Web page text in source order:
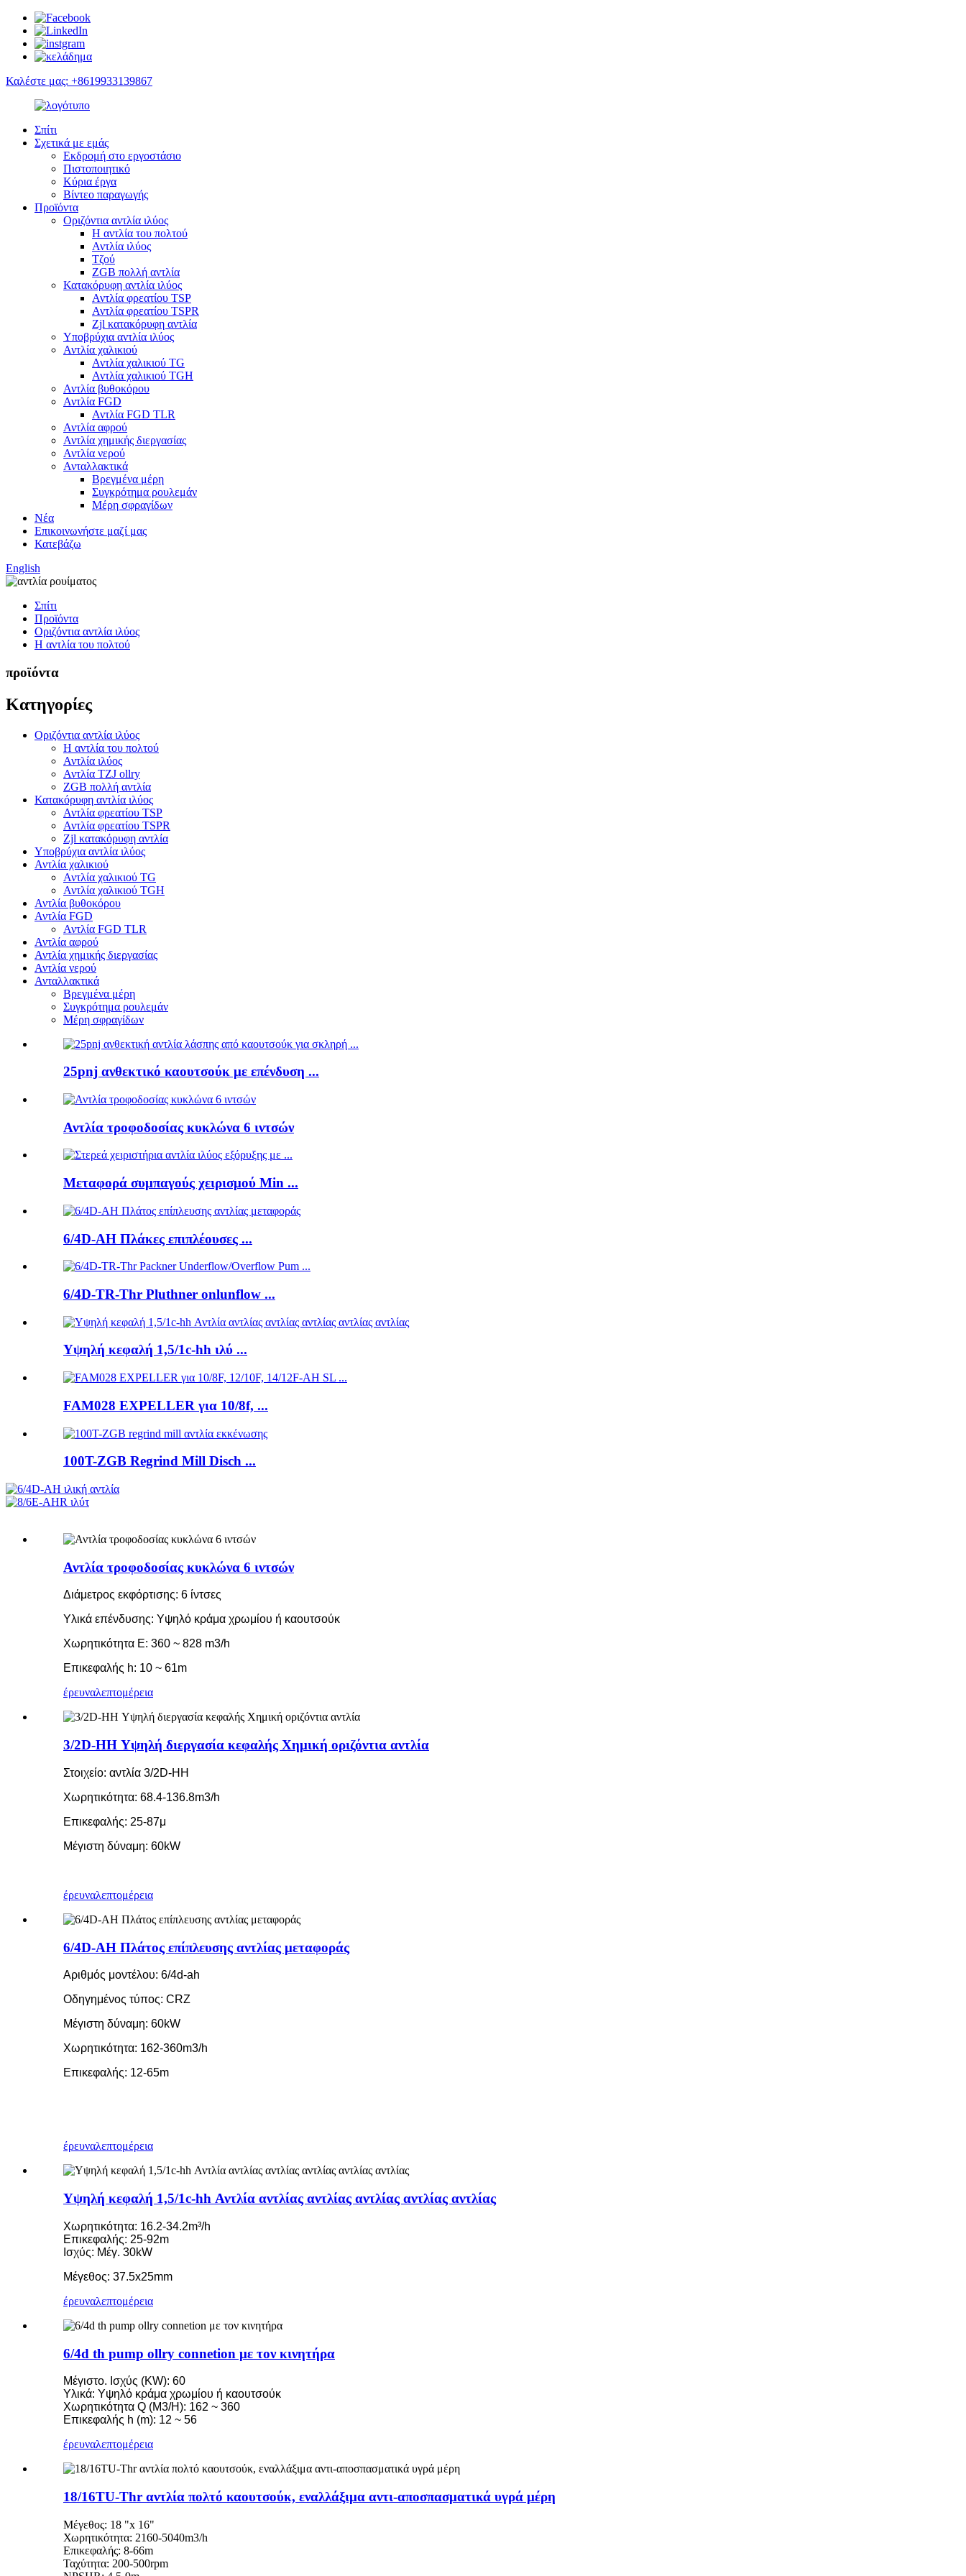
Καλέστε μας: +8619933139867
Σπίτι
Σχετικά με εμάς
Εκδρομή στο εργοστάσιο
Πιστοποιητικό
Κύρια έργα
Βίντεο παραγωγής
Προϊόντα
Οριζόντια αντλία ιλύος
Η αντλία του πολτού
Αντλία ιλύος
Τζού
ZGB πολλή αντλία
Κατακόρυφη αντλία ιλύος
Αντλία φρεατίου TSP
Αντλία φρεατίου TSPR
Zjl κατακόρυφη αντλία
Υποβρύχια αντλία ιλύος
Αντλία χαλικιού
Αντλία χαλικιού TG
Αντλία χαλικιού TGH
Αντλία βυθοκόρου
Αντλία FGD
Αντλία FGD TLR
Αντλία αφρού
Αντλία χημικής διεργασίας
Αντλία νερού
Ανταλλακτικά
Βρεγμένα μέρη
Συγκρότημα ρουλεμάν
Μέρη σφραγίδων
Νέα
Επικοινωνήστε μαζί μας
Κατεβάζω
English
Σπίτι
Προϊόντα
Οριζόντια αντλία ιλύος
Η αντλία του πολτού
προϊόντα
Κατηγορίες
Οριζόντια αντλία ιλύος
Η αντλία του πολτού
Αντλία ιλύος
Αντλία TZJ ollry
ZGB πολλή αντλία
Κατακόρυφη αντλία ιλύος
Αντλία φρεατίου TSP
Αντλία φρεατίου TSPR
Zjl κατακόρυφη αντλία
Υποβρύχια αντλία ιλύος
Αντλία χαλικιού
Αντλία χαλικιού TG
Αντλία χαλικιού TGH
Αντλία βυθοκόρου
Αντλία FGD
Αντλία FGD TLR
Αντλία αφρού
Αντλία χημικής διεργασίας
Αντλία νερού
Ανταλλακτικά
Βρεγμένα μέρη
Συγκρότημα ρουλεμάν
Μέρη σφραγίδων
25pnj ανθεκτικό καουτσούκ με επένδυση ...
Αντλία τροφοδοσίας κυκλώνα 6 ιντσών
Μεταφορά συμπαγούς χειρισμού Min ...
6/4D-AH Πλάκες επιπλέουσες ...
6/4D-TR-Thr Pluthner onlunflow ...
Υψηλή κεφαλή 1,5/1c-hh ιλύ ...
FAM028 EXPELLER για 10/8f, ...
100T-ZGB Regrind Mill Disch ...
Αντλία τροφοδοσίας κυκλώνα 6 ιντσών
Διάμετρος εκφόρτισης: 6 ίντσες
Υλικά επένδυσης: Υψηλό κράμα χρωμίου ή καουτσούκ
Χωρητικότητα Ε: 360 ~ 828 m3/h
Επικεφαλής h: 10 ~ 61m
έρευναλεπτομέρεια
3/2D-HH Υψηλή διεργασία κεφαλής Χημική οριζόντια αντλία
Στοιχείο: αντλία 3/2D-HH
Χωρητικότητα: 68.4-136.8m3/h
Επικεφαλής: 25-87μ
Μέγιστη δύναμη: 60kW
έρευναλεπτομέρεια
6/4D-AH Πλάτος επίπλευσης αντλίας μεταφοράς
Αριθμός μοντέλου: 6/4d-ah
Οδηγημένος τύπος: CRZ
Μέγιστη δύναμη: 60kW
Χωρητικότητα: 162-360m3/h
Επικεφαλής: 12-65m
έρευναλεπτομέρεια
Υψηλή κεφαλή 1,5/1c-hh Αντλία αντλίας αντλίας αντλίας αντλίας αντλίας
Χωρητικότητα: 16.2-34.2m³/h
Επικεφαλής: 25-92m
Ισχύς: Μέγ. 30kW
Μέγεθος: 37.5x25mm
έρευναλεπτομέρεια
6/4d th pump ollry connetion με τον κινητήρα
Μέγιστο. Ισχύς (KW): 60
Υλικά: Υψηλό κράμα χρωμίου ή καουτσούκ
Χωρητικότητα Q (M3/H): 162 ~ 360
Επικεφαλής h (m): 12 ~ 56
έρευναλεπτομέρεια
18/16TU-Thr αντλία πολτό καουτσούκ, εναλλάξιμα αντι-αποσπασματικά υγρά μέρη
Μέγεθος: 18 "x 16"
Χωρητικότητα: 2160-5040m3/h
Επικεφαλής: 8-66m
Ταχύτητα: 200-500rpm